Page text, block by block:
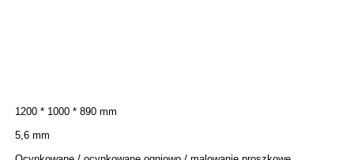
1200 * 1000 * 890 mm
5,6 mm